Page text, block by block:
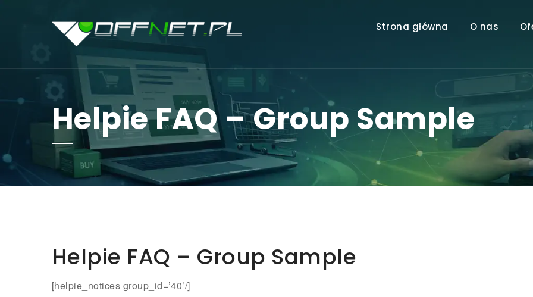
Strona główna O nas
Helpie FAQ – Group Sample
Helpie FAQ – Group Sample
[helpie_notices group_id=’40’/]